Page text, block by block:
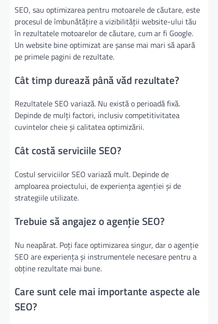
SEO, sau optimizarea pentru motoarele de căutare, este
procesul de îmbunătățire a vizibilității website-ului tău
în rezultatele motoarelor de căutare, cum ar fi Google.
Un website bine optimizat are șanse mai mari să apară
pe primele pagini de rezultate.
Cât timp durează până văd rezultate?
Rezultatele SEO variază. Nu există o perioadă fixă.
Depinde de mulți factori, inclusiv competitivitatea
cuvintelor cheie și calitatea optimizării.
Cât costă serviciile SEO?
Costul serviciilor SEO variază mult. Depinde de
amploarea proiectului, de experiența agenției și de
strategiile utilizate.
Trebuie să angajez o agenție SEO?
Nu neapărat. Poți face optimizarea singur, dar o agenție
SEO are experiența și instrumentele necesare pentru a
obține rezultate mai bune.
Care sunt cele mai importante aspecte ale
SEO?